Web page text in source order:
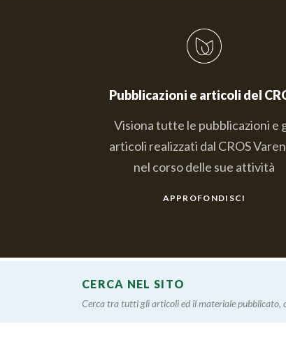
Pubblicazioni e articoli del
Visiona tutte le pubblicazioni e
articoli realizzati dal CROS
nel corso delle sue attività
APPROFONDISCI
CERCA NEL SITO
Cerca tra tutti gli articoli ed il materiale pubblicato,